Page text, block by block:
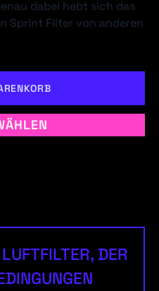
dabei hebt sich das
Sprint Filter von anderen
DER